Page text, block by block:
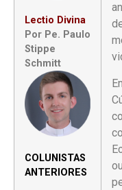
Lectio Divina
Por Pe. Paulo
Stippe
Schmitt
COLUNISTAS
ANTERIORES